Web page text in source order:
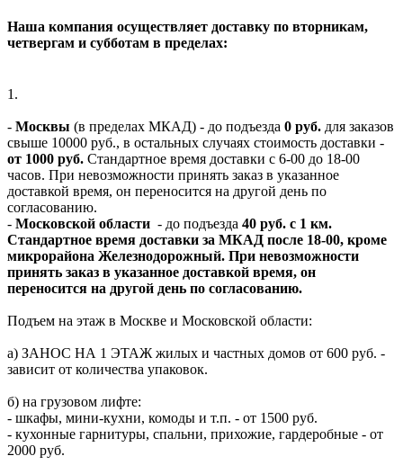
Наша компания осуществляет доставку по вторникам,
четвергам и субботам в пределах:
1.
- Москвы (в пределах МКАД) - до подъезда 0 руб. для заказов
свыше 10000 руб., в остальных случаях стоимость доставки -
от 1000 руб. Стандартное время доставки с 6-00 до 18-00
часов. При невозможности принять заказ в указанное
доставкой время, он переносится на другой день по
согласованию.
- Московской области - до подъезда 40 руб. с 1 км.
Стандартное время доставки за МКАД после 18-00, кроме
микрорайона Железнодорожный. При невозможности
принять заказ в указанное доставкой время, он
переносится на другой день по согласованию.
Подъем на этаж в Москве и Московской области:
а) ЗАНОС НА 1 ЭТАЖ жилых и частных домов от 600 руб. -
зависит от количества упаковок.
б) на грузовом лифте:
- шкафы, мини-кухни, комоды и т.п. - от 1500 руб.
- кухонные гарнитуры, спальни, прихожие, гардеробные - от
2000 руб.